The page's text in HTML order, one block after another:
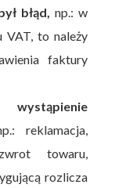
błąd, np.: w
VAT, to należy
faktury
reklamacja,
towaru,
rozlicza